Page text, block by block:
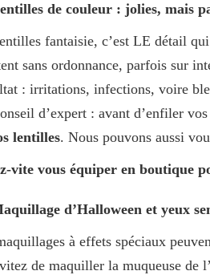
de couleur : jolies, mais
fantaisie, c’est LE détail
sans ordonnance, parfois sur
: irritations, infections, voire
d’expert : avant d’enfiler
lentilles. Nous pouvons aussi
vite vous équiper en boutique
d’Halloween et yeux
à effets spéciaux
de maquiller la muqueuse de